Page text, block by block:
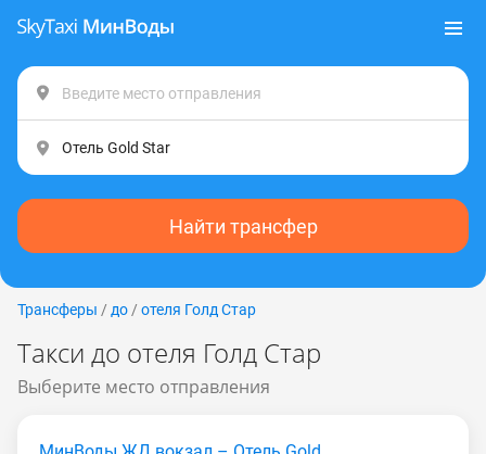
Найти трансфер
Трансферы / до / отеля Голд Стар
Такси до отеля Голд Стар
Выберите место отправления